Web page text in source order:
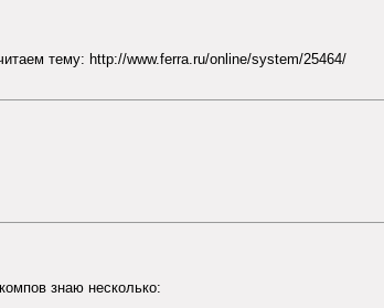
тему: http://www.ferra.ru/online/system/25464/
знаю несколько: